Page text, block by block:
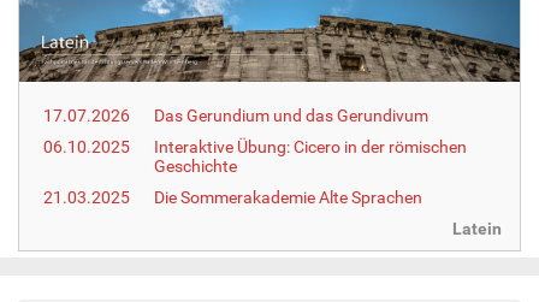
r
e
:
17.07.2026
Das Gerundium und das Gerundivum
06.10.2025
Interaktive Übung: Cicero in der römischen
Geschichte
21.03.2025
Die Sommerakademie Alte Sprachen
Latein